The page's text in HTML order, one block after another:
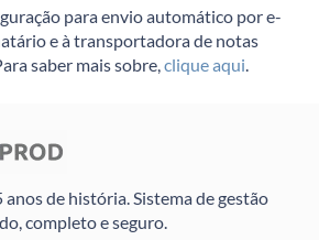
para envio automático por e-
e à transportadora de notas
saber mais sobre, clique aqui
anos de história. Sistema de gestão
completo e seguro.